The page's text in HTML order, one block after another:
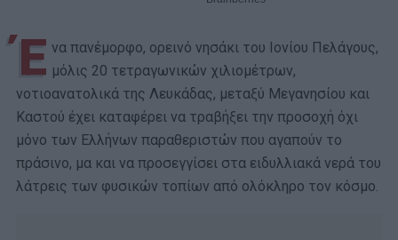
Έ να πανέμορφο, ορεινό νησάκι του Ιονίου Πελάγους,
μόλις 20 τετραγωνικών χιλιομέτρων,
νοτιοανατολικά της Λευκάδας, μεταξύ Μεγανησίου και
Καστού έχει καταφέρει να τραβήξει την προσοχή όχι
μόνο των Ελλήνων παραθεριστών που αγαπούν το
πράσινο, μα και να προσεγγίσει στα ειδυλλιακά νερά του
λάτρεις των φυσικών τοπίων από ολόκληρο τον κόσμο.